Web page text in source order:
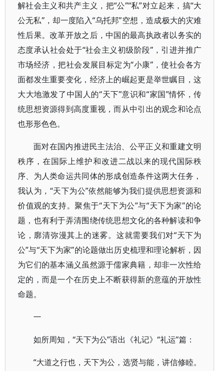
解社会主义和共产主义，把“公”“私”对立起来，搞“大
公无私”，却一度陷入“乌托邦”空想，造成极大的灾难
性后果。改革开放之后，中国的最高执政者以务实的
态度承认社会处于“社会主义初级阶段”，引进并推广
市场经济，把社会发展目标定为“小康”，使社会各方
面都发生重要变化，经济上的崛起更是举世瞩目，这
大大地激发了中国人的“天下”意识和“家国”情怀，传
统思想资源得到高度重视，而从中引出的观念和论点
也形形色色。
面对在国内推进民主法治、公平正义和重建文明
秩序，在国际上维护和改进二战以来的现代国际秩
序、为人类命运共同体的形成创造条件这两大任务，
我认为，“天下为公”依然能够为我们提供思想资源和
价值观的支持。聚焦于“天下为公”与“天下为家”的论
题，也有利于弄清围绕传统思想文化的各种解读和争
论，廓清弥漫其上的迷雾。这就需要我们对“天下为
公”与“天下为家”的论题做出历史梳理和理论解析，因
为它们的基本涵义虽然源于儒家典籍，却非一次性给
定的，而是一个在历史上不断获得新的意蕴的开放性
命题。
一
如所周知，“天下为公”语出《礼记》“礼运”篇：
“大道之行也，天下为公，选贤与能，讲信修睦。